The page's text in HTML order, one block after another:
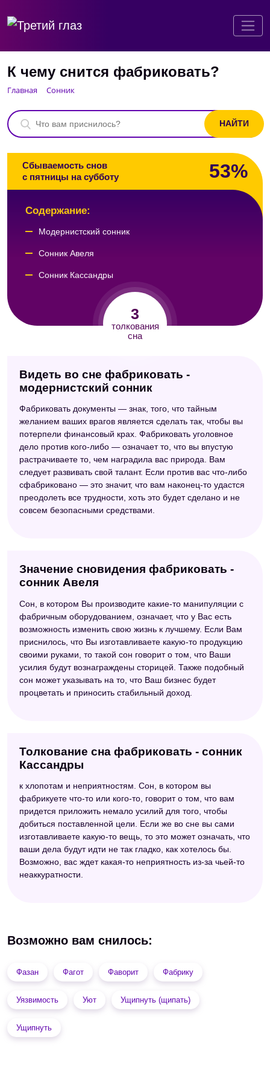
К чему снится фабриковать?
Главная Сонник
Сбываемость снов
с пятницы на субботу
53%
3
толкования
сна
Содержание:
Модернистский сонник
Сонник Авеля
Сонник Кассандры
Видеть во сне фабриковать -
модернистский сонник
Фабриковать документы — знак, того, что тайным
желанием ваших врагов является сделать так, чтобы вы
потерпели финансовый крах. Фабриковать уголовное
дело против кого-либо — означает то, что вы впустую
растрачиваете то, чем наградила вас природа. Вам
следует развивать свой талант. Если против вас что-либо
сфабриковано — это значит, что вам наконец-то удастся
преодолеть все трудности, хоть это будет сделано и не
совсем безопасными средствами.
Значение сновидения фабриковать -
сонник Авеля
Сон, в котором Вы производите какие-то манипуляции с
фабричным оборудованием, означает, что у Вас есть
возможность изменить свою жизнь к лучшему. Если Вам
приснилось, что Вы изготавливаете какую-то продукцию
своими руками, то такой сон говорит о том, что Ваши
усилия будут вознаграждены сторицей. Также подобный
сон может указывать на то, что Ваш бизнес будет
процветать и приносить стабильный доход.
Толкование сна фабриковать - сонник
Кассандры
к хлопотам и неприятностям. Сон, в котором вы
фабрикуете что-то или кого-то, говорит о том, что вам
придется приложить немало усилий для того, чтобы
добиться поставленной цели. Если же во сне вы сами
изготавливаете какую-то вещь, то это может означать, что
ваши дела будут идти не так гладко, как хотелось бы.
Возможно, вас ждет какая-то неприятность из-за чьей-то
неаккуратности.
Возможно вам снилось:
Фазан Фагот Фаворит Фабрику
Уязвимость Уют Ущипнуть (щипать)
Ущипнуть